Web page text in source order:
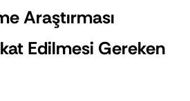
Araştırması
Edilmesi Gereken